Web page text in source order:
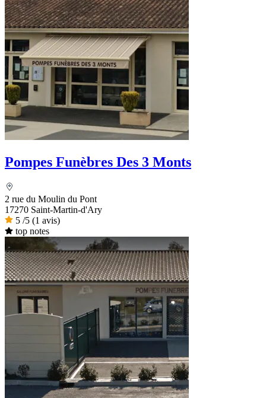
Pompes Funèbres Des 3 Monts
2 rue du Moulin du Pont
17270 Saint-Martin-d'Ary
5 /5 (1 avis)
top notes